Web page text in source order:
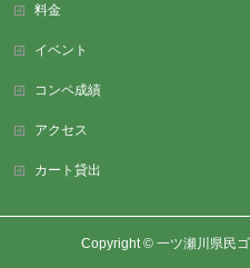
料金
イベント
コンペ成績
アクセス
カート貸出
Copyright © 一ツ瀬川県民